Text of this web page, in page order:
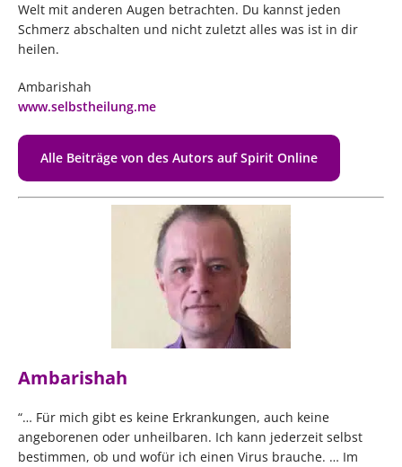
Welt mit anderen Augen betrachten. Du kannst jeden
Schmerz abschalten und nicht zuletzt alles was ist in dir
heilen.
Ambarishah
www.selbstheilung.me
Alle Beiträge von des Autors auf Spirit Online
Ambarishah
“… Für mich gibt es keine Erkrankungen, auch keine
angeborenen oder unheilbaren. Ich kann jederzeit selbst
bestimmen, ob und wofür ich einen Virus brauche. … Im